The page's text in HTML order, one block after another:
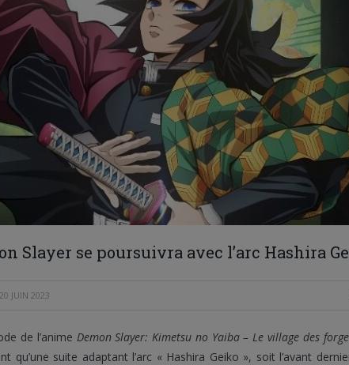
Slayer se poursuivra avec l’arc Hashira
20 JUIN 2023
de l’anime Demon Slayer: Kimetsu no Yaiba – Le village des
qu’une suite adaptant l’arc « Hashira Geiko », soit l’avant